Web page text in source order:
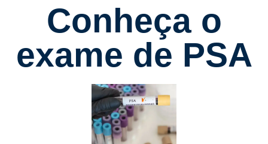
Conheça o
exame de PSA